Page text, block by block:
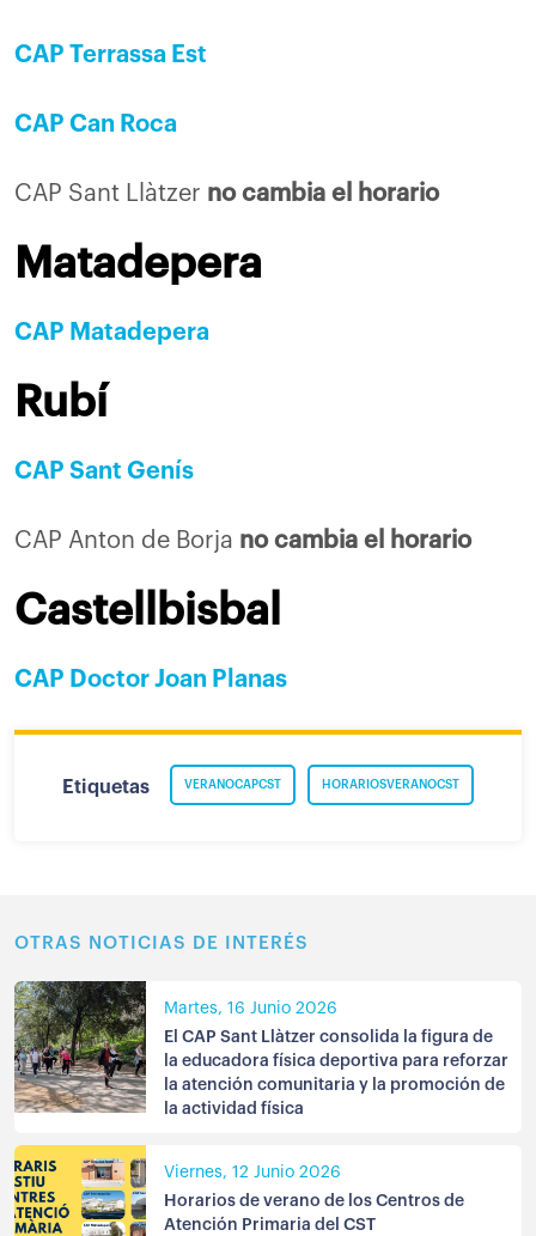
CAP Terrassa Est
CAP Can Roca
CAP Sant Llàtzer no cambia el horario
Matadepera
CAP Matadepera
Rubí
CAP Sant Genís
CAP Anton de Borja no cambia el horario
Castellbisbal
CAP Doctor Joan Planas
Etiquetas HORARIOSVERANOCST
VERANOCAPCST
OTRAS NOTICIAS DE INTERÉS
Martes, 16 Junio 2026
El CAP Sant Llàtzer consolida la figura de
la educadora física deportiva para reforzar
la atención comunitaria y la promoción de
la actividad física
Viernes, 12 Junio 2026
Horarios de verano de los Centros de
Atención Primaria del CST